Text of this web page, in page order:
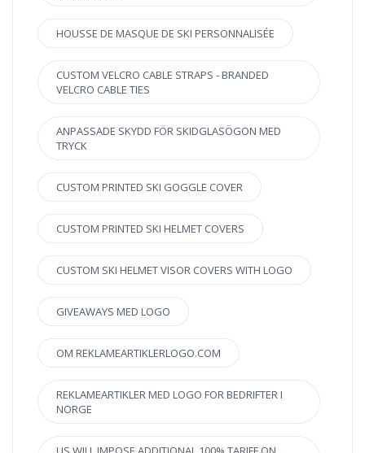
HOUSSE DE MASQUE DE SKI PERSONNALISÉE
CUSTOM VELCRO CABLE STRAPS - BRANDED
VELCRO CABLE TIES
ANPASSADE SKYDD FÖR SKIDGLASÖGON MED
TRYCK
CUSTOM PRINTED SKI GOGGLE COVER
CUSTOM PRINTED SKI HELMET COVERS
CUSTOM SKI HELMET VISOR COVERS WITH LOGO
GIVEAWAYS MED LOGO
OM REKLAMEARTIKLERLOGO.COM
REKLAMEARTIKLER MED LOGO FOR BEDRIFTER I
NORGE